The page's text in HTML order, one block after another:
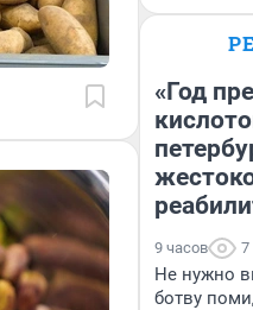
«Год
9 часов 7
Не нужно
ботву